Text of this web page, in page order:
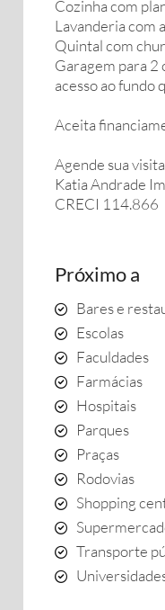
Cozinha com
Lavanderia com
Quintal com
Garagem para
acesso ao fundo
Aceita
Agende sua visita
Katia Andrade
CRECI 114.866
Próximo a
Bares e
Escolas
Faculdades
Farmácias
Hospitais
Parques
Praças
Rodovias
Shopping
Transporte